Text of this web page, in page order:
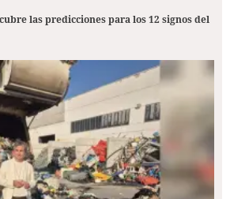
las predicciones para los 12 signos del